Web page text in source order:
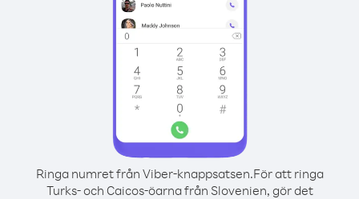
Ringa numret från Viber-knappsatsen.För att ringa
Turks- och Caicos-öarna från Slovenien, gör det